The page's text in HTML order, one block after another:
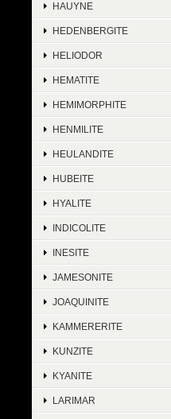
HAUYNE
HEDENBERGITE
HELIODOR
HEMATITE
HEMIMORPHITE
HENMILITE
HEULANDITE
HUBEITE
HYALITE
INDICOLITE
INESITE
JAMESONITE
JOAQUINITE
KAMMERERITE
KUNZITE
KYANITE
LARIMAR